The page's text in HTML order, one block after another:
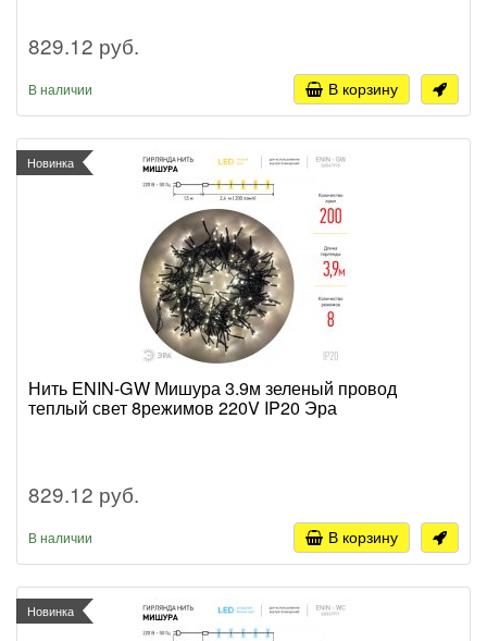
829.12 руб.
В наличии В корзину
Новинка
Нить ENIN-GW Мишура 3.9м зеленый провод
теплый свет 8режимов 220V IP20 Эра
829.12 руб.
В наличии В корзину
Новинка